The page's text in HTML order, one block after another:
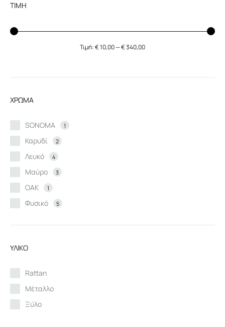
ΤΙΜΗ
Τιμή:€ 10,00—€ 340,00
ΧΡΩΜΑ
SONOMA 1
Καρυδί 2
Λευκό 4
Μαύρο 3
ΟΑΚ 1
Φυσικό 5
ΥΛΙΚΟ
Rattan
Μέταλλο
Ξύλο